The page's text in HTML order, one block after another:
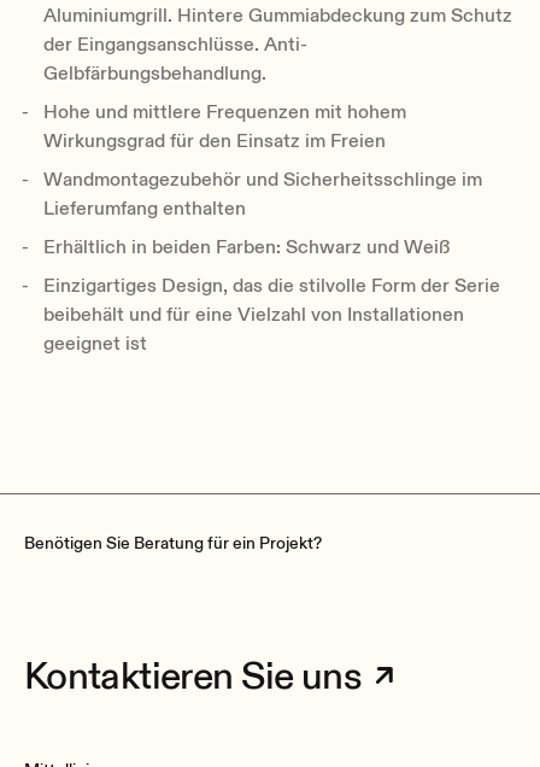
Aluminiumgrill. Hintere Gummiabdeckung zum Schutz
der Eingangsanschlüsse. Anti-
Gelbfärbungsbehandlung.
Hohe und mittlere Frequenzen mit hohem
Wirkungsgrad für den Einsatz im Freien
Wandmontagezubehör und Sicherheitsschlinge im
Lieferumfang enthalten
Erhältlich in beiden Farben: Schwarz und Weiß
Einzigartiges Design, das die stilvolle Form der Serie
beibehält und für eine Vielzahl von Installationen
geeignet ist
Benötigen Sie Beratung für ein Projekt?
Kontaktieren Sie uns